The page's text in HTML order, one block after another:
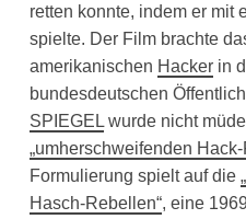
retten konnte, indem er mit
spielte. Der Film brachte
amerikanischen Hackerin
bundesdeutschen
SPIEGELwurde nicht
„umherschweifenden
Formulierung spielt auf die
Hasch-Rebellen“, eine